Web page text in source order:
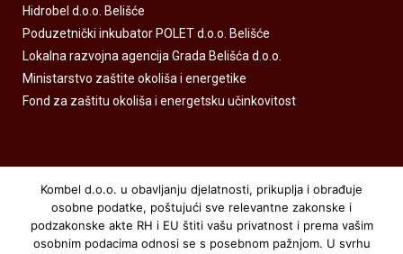
Hidrobel d.o.o. Belišće
Poduzetnički inkubator POLET d.o.o. Belišće
Lokalna razvojna agencija Grada Belišća d.o.o.
Ministarstvo zaštite okoliša i energetike
Fond za zaštitu okoliša i energetsku učinkovitost
Kombel d.o.o. u obavljanju djelatnosti, prikuplja i obrađuje
osobne podatke, poštujući sve relevantne zakonske i
podzakonske akte RH i EU štiti vašu privatnost i prema vašim
osobnim podacima odnosi se s posebnom pažnjom. U svrhu